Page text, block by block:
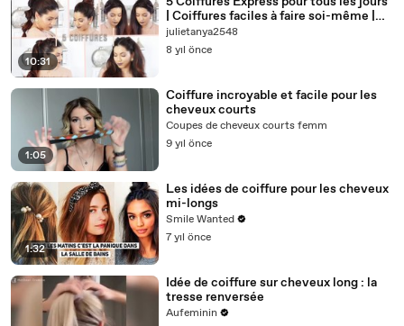
10:31
| Coiffures faciles à faire soi-même |
easy hairstyles
julietanya2548
8 yıl önce
1:05
Coiffure incroyable et facile pour les
cheveux courts
Coupes de cheveux courts femm
9 yıl önce
1:32
Les idées de coiffure pour les cheveux
mi-longs
Smile Wanted
7 yıl önce
Idée de coiffure sur cheveux long : la
tresse renversée
Aufeminin